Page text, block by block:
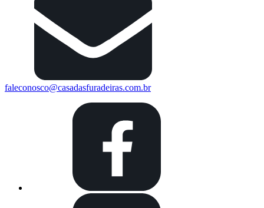
faleconosco@casadasfuradeiras.com.br